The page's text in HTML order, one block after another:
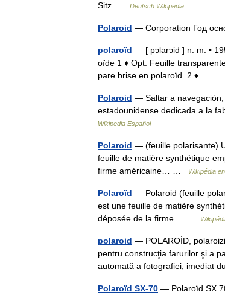
Sitz …
Deutsch Wikipedia
Polaroid — Corporation Год
polaroïd — [ pɔlarɔid ] n. m. •
oïde 1 ♦ Opt. Feuille
pare brise en polaroïd. 2 ♦… …
Polaroid — Saltar a navegación,
estadounidense dedicada a la
Wikipedia Español
Polaroid — (feuille polarisante)
feuille de matière synthétique
firme américaine… …
Wikipédia
Polaroïd — Polaroid (feuille
est une feuille de matière
déposée de la firme… …
polaroid — POLAROÍD,
pentru construcţia farurilor şi a
automată a fotografiei, imediat
Polaroïd SX-70 — Polaroïd SX